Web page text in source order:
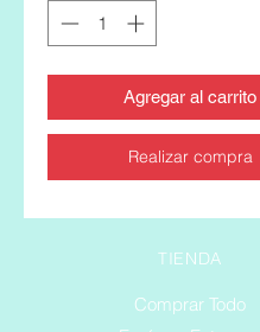
Agregar al carrito
Realizar compra
TIENDA
Comprar Todo